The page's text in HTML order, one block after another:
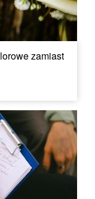
zamiast